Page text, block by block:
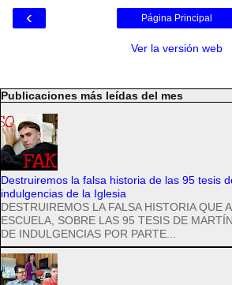
‹ Página Principal
Ver la versión web
Publicaciones más leídas del mes
Destruiremos la falsa historia de las 95 tesis
indulgencias de la Iglesia
DESTRUIREMOS LA FALSA HISTORIA QUE
ESCUELA, SOBRE LAS 95 TESIS DE
DE INDULGENCIAS POR PARTE...